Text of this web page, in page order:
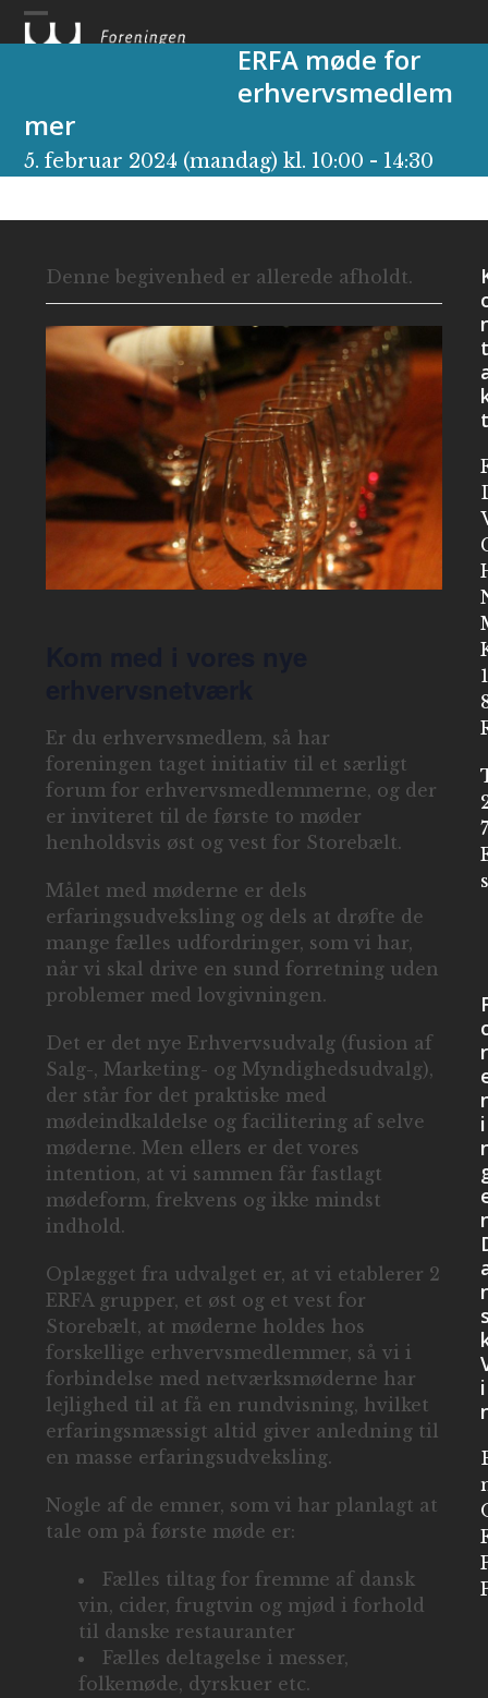
Skip
to
ERFA møde for
erhvervsmedlem
mer
5. februar 2024 (mandag) kl. 10:00 - 14:30
Denne begivenhed er allerede afholdt.
Er du erhvervsmedlem, så har
foreningen taget initiativ til et særligt
forum for erhvervsmedlemmerne, og der
er inviteret til de første to møder
henholdsvis øst og vest for Storebælt.
Målet med møderne er dels
erfaringsudveksling og dels at drøfte de
mange fælles udfordringer, som vi har,
når vi skal drive en sund forretning uden
problemer med lovgivningen.
Det er det nye Erhvervsudvalg (fusion af
Salg-, Marketing- og Myndighedsudvalg),
der står for det praktiske med
mødeindkaldelse og facilitering af selve
møderne. Men ellers er det vores
intention, at vi sammen får fastlagt
mødeform, frekvens og ikke mindst
indhold.
Oplægget fra udvalget er, at vi etablerer 2
ERFA grupper, et øst og et vest for
Storebælt, at møderne holdes hos
forskellige erhvervsmedlemmer, så vi i
forbindelse med netværksmøderne har
lejlighed til at få en rundvisning, hvilket
erfaringsmæssigt altid giver anledning til
en masse erfaringsudveksling.
Nogle af de emner, som vi har planlagt at
tale om på første møde er:
Fælles tiltag for fremme af dansk
vin, cider, frugtvin og mjød i forhold
til danske restauranter
Fælles deltagelse i messer,
folkemøde, dyrskuer etc.
t
t
r
i
i